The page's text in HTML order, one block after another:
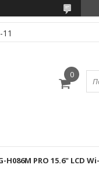
H086M PRO 15.6" LСD